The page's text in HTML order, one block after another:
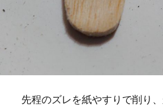
先程のズレを紙やすりで削り